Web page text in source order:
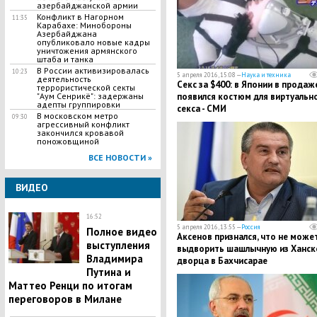
азербайджанской армии
11:35
Конфликт в Нагорном
Карабахе: Минобороны
Азербайджана
опубликовало новые кадры
уничтожения армянского
штаба и танка
10:23
В России активизировалась
деятельность
террористической секты
"Аум Сенрикё": задержаны
адепты группировки
09:30
В московском метро
агрессивный конфликт
закончился кровавой
поножовщиной
ВСЕ НОВОСТИ »
ВИДЕО
16:52
Полное видео
выступления
Владимира
Путина и
Маттео Ренци по итогам
переговоров в Милане
5 апреля 2016, 15:08 —Наука и техника
Секс за $400: в Японии в
появился костюм для
секса - СМИ
5 апреля 2016, 13:55 —Россия
Аксенов признался, что не
выдворить шашлычную из
дворца в Бахчисарае